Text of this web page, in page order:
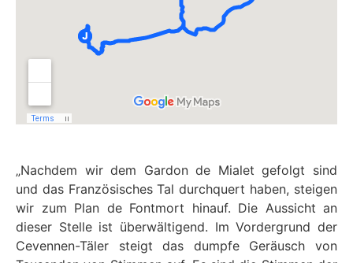
„Nachdem wir dem Gardon de Mialet gefolgt sind
und das Französisches Tal durchquert haben, steigen
wir zum Plan de Fontmort hinauf. Die Aussicht an
dieser Stelle ist überwältigend. Im Vordergrund der
Cevennen-Täler steigt das dumpfe Geräusch von